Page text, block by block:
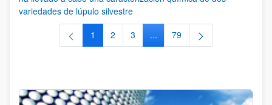
variedades de lúpulo silvestre
Página
1 Página
2 Página
3 ...Páginas intermedias Use TAB
Página
79